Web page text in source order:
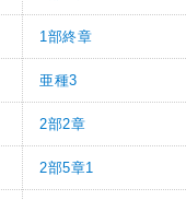
1部終章
亜種3
2部2章
2部5章1